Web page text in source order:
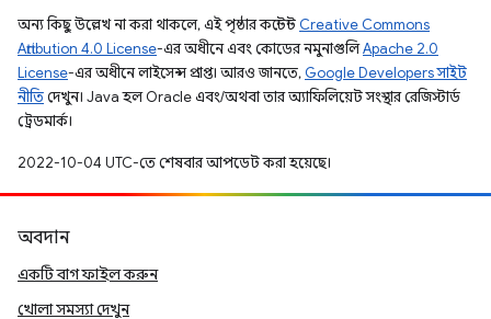
অন্য কিছু উল্লেখ না করা থাকলে, এই পৃষ্ঠার কন্টেন্ট Creative Commons
Attribution 4.0 License-এর অধীনে এবং কোডের নমুনাগুলিApache 2.0
License-এর অধীনে লাইসেন্স প্রাপ্ত। আরও জানতে, Google Developers সাইট
নীতিদেখুন। Java হল Oracle এবং/অথবা তার অ্যাফিলিয়েট সংস্থার রেজিস্টার্ড
ট্রেডমার্ক।
2022-10-04 UTC-তে শেষবার আপডেট করা হয়েছে।
অবদান
একটি বাগ ফাইল করুন
খোলা সমস্যা দেখুন